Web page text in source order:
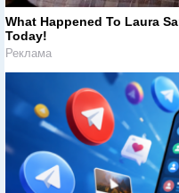
What Happened To Laura
Today!
Реклама